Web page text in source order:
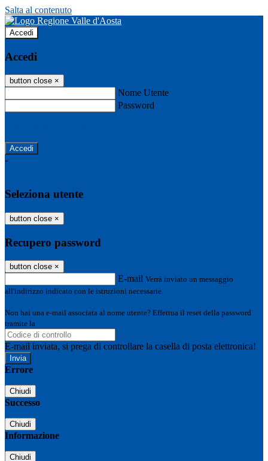
Salta al contenuto
Accedi
Accedi
button close ×
Nome Utente
Password
-
Seleziona utente
button close ×
Recupero password
button close ×
E-mail Verrà inviato un messaggio
all'indirizzo indicato con le istruzioni necessarie.
Non hai una e-mail associata al nome utente? Effettua il reset della password
tramite la
E-mail inviata, si prega di controllare la casella di posta elettronica!
Errore
Chiudi
Successo
Chiudi
Informazione
Chiudi